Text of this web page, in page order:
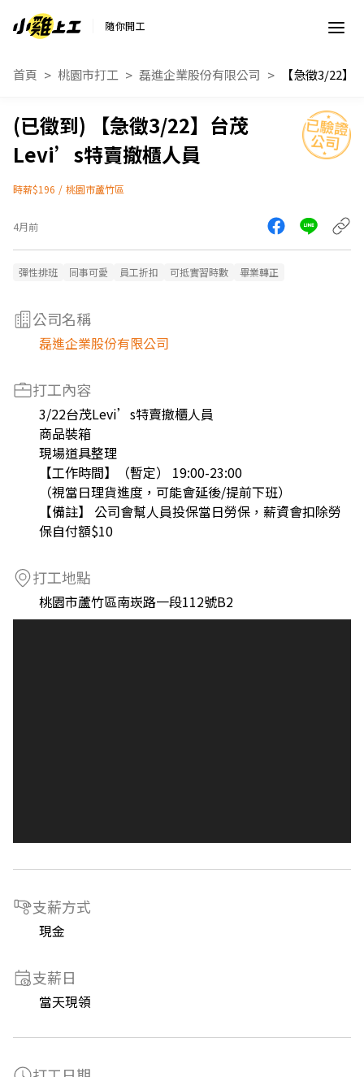
隨你開工
首頁 桃園市打工 磊進企業股份有限公司
【急徵3/22】台茂
Levi’s特賣撤櫃人員
時薪$196 / 桃園市蘆竹區
4月前
彈性排班 同事可愛 員工折扣 可抵實習時數 畢業轉正
公司名稱
磊進企業股份有限公司
打工內容
3/22台茂Levi’s特賣撤櫃人員
商品裝箱
現場道具整理
【工作時間】（暫定） 19:00-23:00
（視當日理貨進度，可能會延後/提前下班）
【備註】 公司會幫人員投保當日勞保，薪資會扣除勞
保自付額$10
打工地點
桃園市蘆竹區南崁路一段112號B2
支薪方式
現金
支薪日
當天現領